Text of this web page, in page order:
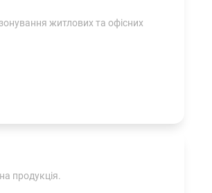
зонування житлових та офісних
продукція.